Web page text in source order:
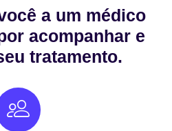
a um médico
acompanhar e
tratamento.